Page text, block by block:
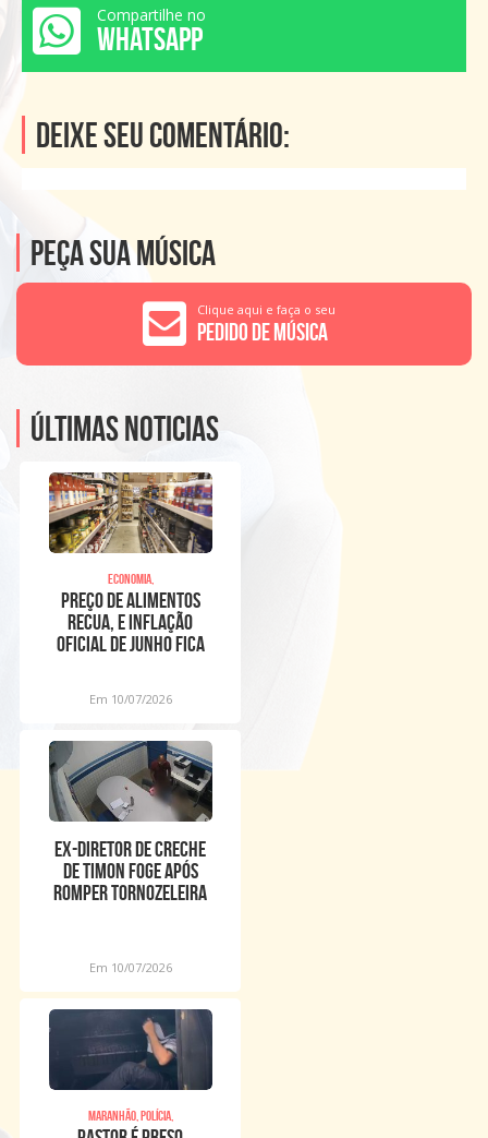
Compartilhe no
WHATSAPP
Deixe seu comentário:
Peça sua música
Clique aqui e faça o seu
Pedido de Música
Últimas noticias
Economia,
Preço de alimentos
recua, e inflação
oficial de junho fica
Em 10/07/2026
Ex-diretor de creche
de Timon foge após
romper tornozeleira
Em 10/07/2026
Maranhão, Polícia,